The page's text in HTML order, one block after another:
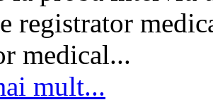
registrator
medical...
mult...